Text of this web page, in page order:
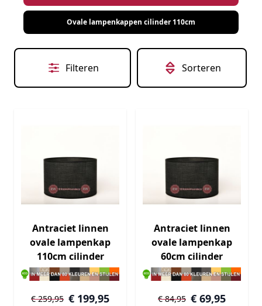
Ovale lampenkappen cilinder 110cm
Filteren Sorteren
Antraciet linnen
ovale lampenkap
110cm cilinder
€ 199,95
€ 259,95
Antraciet linnen
ovale lampenkap
60cm cilinder
€ 69,95
€ 84,95